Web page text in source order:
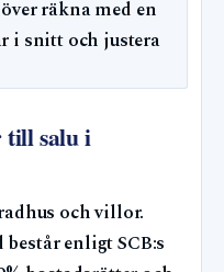
räkna med en
i snitt och justera
till salu i
och villor.
enligt SCB:s